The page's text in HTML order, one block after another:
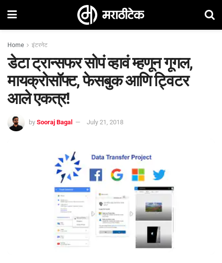
Home इंटरनेट
डेटा ट्रान्सफर सोपं व्हावं म्हणून गूगल,
मायक्रोसॉफ्ट, फेसबुक आणि ट्विटर
आले एकत्र!
by Sooraj Bagal July 21, 2018